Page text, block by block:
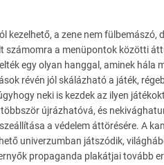
kezelhető, a zene nem fülbemászó,
számomra a menüpontok közötti
egy olyan hanggal, aminek
révén jól skálázható a játék,
neki is kezdek az ilyen
újrázhatóvá, és
a védelem áttörésére. A
univerzumban játszódik,
propaganda plakátjai tovább